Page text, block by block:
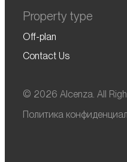
Property type
Off-plan
Contact Us
© 2026 Alcenza. All
Политика